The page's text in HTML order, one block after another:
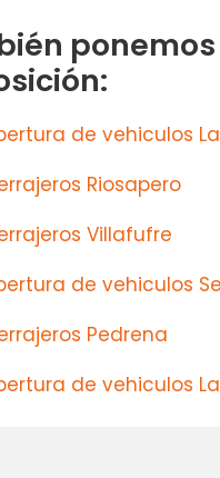
de vehiculos
Riosapero
Villafufre
de vehiculos
Pedrena
de vehiculos